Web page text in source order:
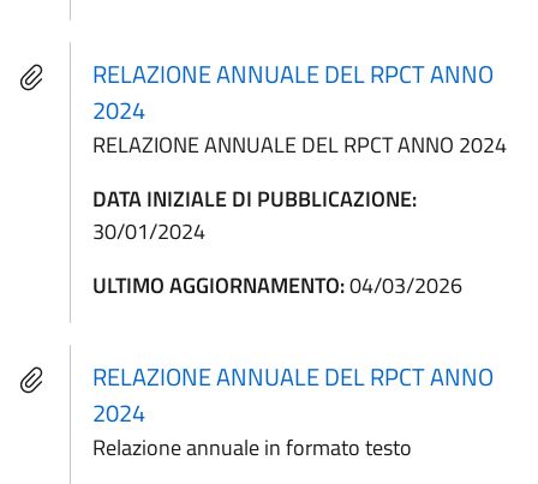
RELAZIONE ANNUALE DEL RPCT ANNO
2024
RELAZIONE ANNUALE DEL RPCT ANNO 2024
DATA INIZIALE DI PUBBLICAZIONE:
30/01/2024
ULTIMO AGGIORNAMENTO:04/03/2026
RELAZIONE ANNUALE DEL RPCT ANNO
2024
Relazione annuale in formato testo